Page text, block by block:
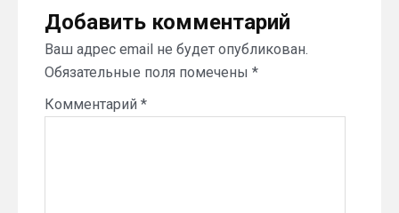
Добавить комментарий
Ваш адрес email не будет опубликован.
Обязательные поля помечены *
Комментарий *